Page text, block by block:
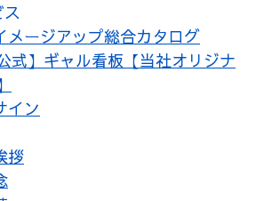
メージアップ総合カタログ
式】ギャル看板【当社オリジナ
イン
拶